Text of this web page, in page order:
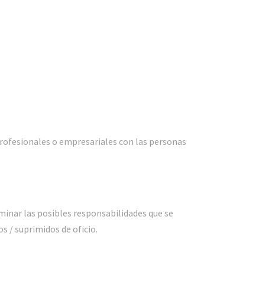
o empresariales con las personas
las posibles responsabilidades que se
/ suprimidos de oficio.